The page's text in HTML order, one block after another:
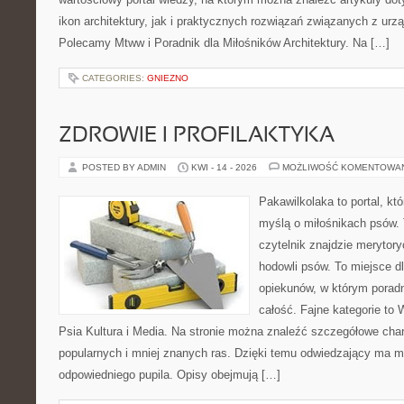
ikon architektury, jak i praktycznych rozwiązań związanych z
Polecamy Mtww i Poradnik dla Miłośników Architektury. Na […]
CATEGORIES: GNIEZNO
ZDROWIE I PROFILAKTYKA
POSTED BY ADMIN KWI - 14 - 2026 MOŻLIWOŚĆ
Pakawilkolaka to portal,
myślą o miłośnikach
czytelnik znajdzie
hodowli psów. To miejsce
opiekunów, w którym
całość. Fajne kategorie to
Psia Kultura i Media. Na stronie można znaleźć szczegółowe
popularnych i mniej znanych ras. Dzięki temu odwiedzający ma
odpowiedniego pupila. Opisy obejmują […]